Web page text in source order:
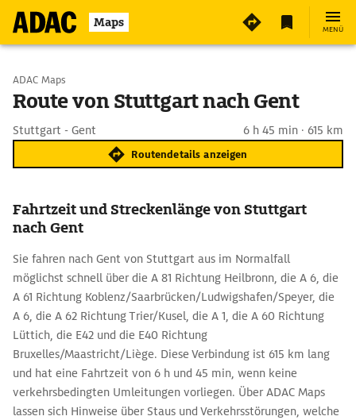
Maps MENÜ
Start wählen
ADAC Maps
Route von Stuttgart nach Gent
Stuttgart - Gent 6 h 45 min · 615 km
Routendetails anzeigen
Fahrtzeit und Streckenlänge von Stuttgart
nach Gent
Sie fahren nach Gent von Stuttgart aus im Normalfall
möglichst schnell über die A 81 Richtung Heilbronn, die A 6, die
A 61 Richtung Koblenz/Saarbrücken/Ludwigshafen/Speyer, die
A 6, die A 62 Richtung Trier/Kusel, die A 1, die A 60 Richtung
Lüttich, die E42 und die E40 Richtung
Bruxelles/Maastricht/Liège. Diese Verbindung ist 615 km lang
und hat eine Fahrtzeit von 6 h und 45 min, wenn keine
verkehrsbedingten Umleitungen vorliegen. Über ADAC Maps
lassen sich Hinweise über Staus und Verkehrsstörungen, welche